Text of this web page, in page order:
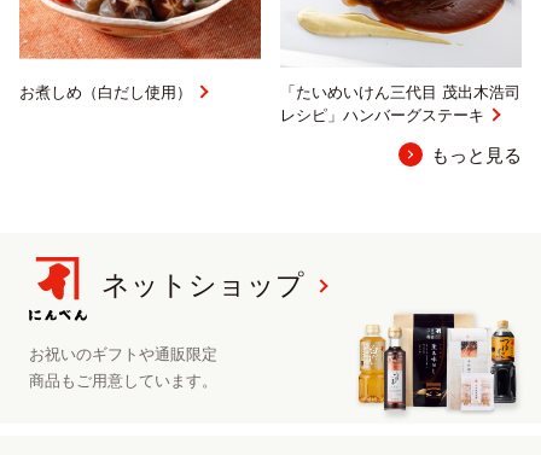
お煮しめ（白だし使用）
「たいめいけん三代目 茂出木浩司
レシピ」ハンバーグステーキ
もっと見る
ネットショップ
お祝いのギフトや通販限定
商品も ご用意しています。